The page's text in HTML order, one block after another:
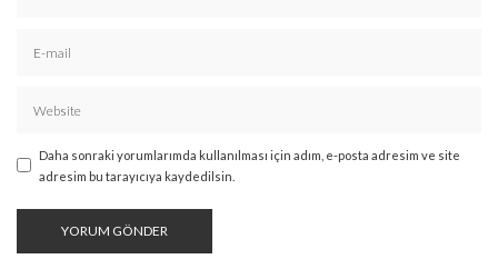
Daha sonraki yorumlarımda kullanılması için adım, e-posta adresim ve site
adresim bu tarayıcıya kaydedilsin.